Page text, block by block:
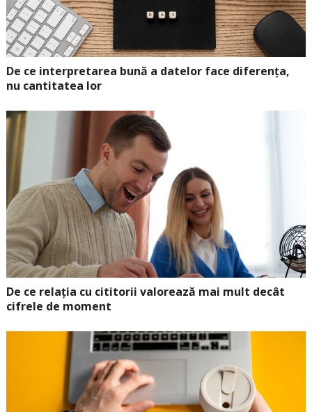
De ce interpretarea bună a datelor face diferența,
nu cantitatea lor
De ce relația cu cititorii valorează mai mult decât
cifrele de moment